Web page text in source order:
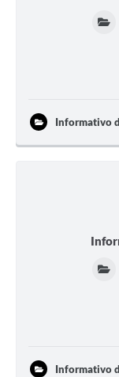
Informativo
Informativo